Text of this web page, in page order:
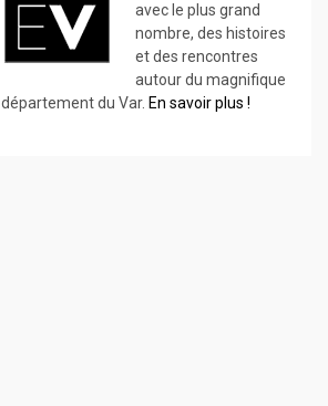
avec le plus grand
nombre, des histoires
et des rencontres
autour du magnifique
département du Var. En savoir plus !